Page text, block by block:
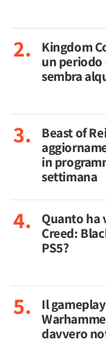
Kingdom
un periodo
sembra
Beast of
in
settimana
Quanto ha
Creed:
PS5?
Il
davvero